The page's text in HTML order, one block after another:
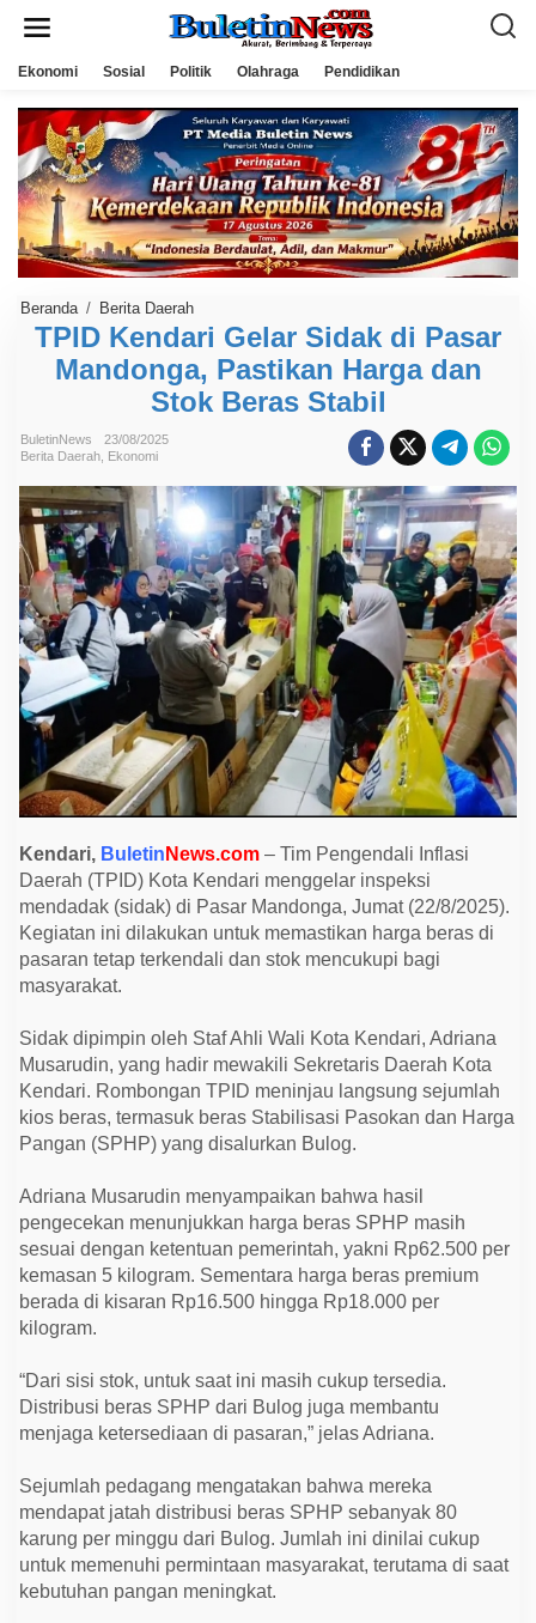
Ekonomi Sosial Politik Olahraga Pendidikan
Beranda / Berita Daerah
I
D
K
e
n
i
G
l
a
r
S
d
a
k
d
i
P
a
s
M
n
d
o
n
g
a
,
P
i
k
n
H
r
d
a
n
S
o
k
a
s
t
l
TPID Kendari Gelar Sidak di Pasar
Mandonga, Pastikan Harga dan
Stok Beras Stabil
BuletinNews
23/08/2025
Berita Daerah Ekonomi
Kendari, Buletin News.com – Tim Pengendali Inflasi
Daerah (TPID) Kota Kendari menggelar inspeksi
mendadak (sidak) di Pasar Mandonga, Jumat (22/8/2025).
Kegiatan ini dilakukan untuk memastikan harga beras di
pasaran tetap terkendali dan stok mencukupi bagi
masyarakat.
Sidak dipimpin oleh Staf Ahli Wali Kota Kendari, Adriana
Musarudin, yang hadir mewakili Sekretaris Daerah Kota
Kendari. Rombongan TPID meninjau langsung sejumlah
kios beras, termasuk beras Stabilisasi Pasokan dan Harga
Pangan (SPHP) yang disalurkan Bulog.
Adriana Musarudin menyampaikan bahwa hasil
pengecekan menunjukkan harga beras SPHP masih
sesuai dengan ketentuan pemerintah, yakni Rp62.500 per
kemasan 5 kilogram. Sementara harga beras premium
berada di kisaran Rp16.500 hingga Rp18.000 per
kilogram.
“Dari sisi stok, untuk saat ini masih cukup tersedia.
Distribusi beras SPHP dari Bulog juga membantu
menjaga ketersediaan di pasaran,” jelas Adriana.
Sejumlah pedagang mengatakan bahwa mereka
mendapat jatah distribusi beras SPHP sebanyak 80
karung per minggu dari Bulog. Jumlah ini dinilai cukup
untuk memenuhi permintaan masyarakat, terutama di saat
kebutuhan pangan meningkat.